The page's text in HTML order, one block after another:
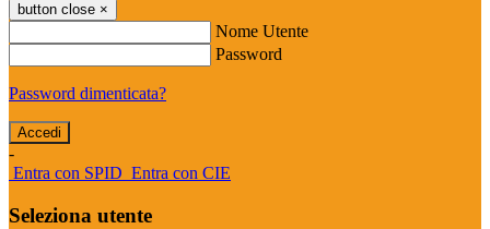
button close ×
Nome Utente
Password
Password dimenticata?
-
Entra con SPID Entra con CIE
Seleziona utente